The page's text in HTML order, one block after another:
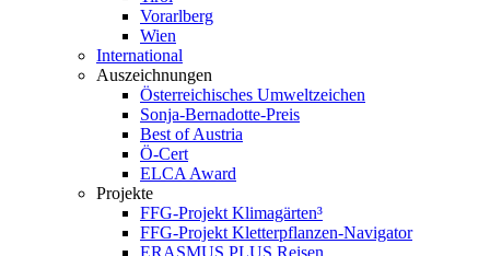
Vorarlberg
Wien
International
Auszeichnungen
Österreichisches Umweltzeichen
Sonja-Bernadotte-Preis
Best of Austria
Ö-Cert
ELCA Award
Projekte
FFG-Projekt Klimagärten³
FFG-Projekt Kletterpflanzen-Navigator
ERASMUS PLUS Reisen